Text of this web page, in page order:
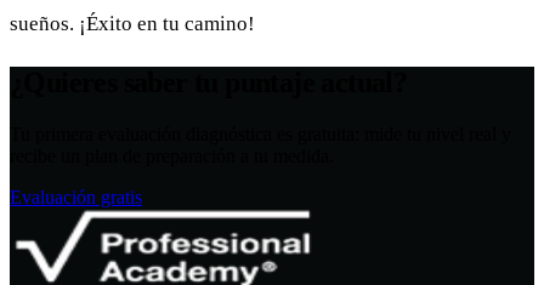
sueños. ¡Éxito en tu camino!
Evaluación gratis